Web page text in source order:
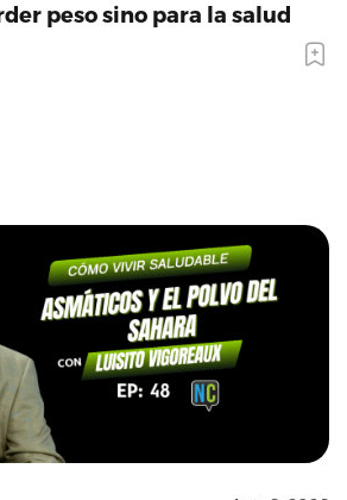
peso sino para la salud